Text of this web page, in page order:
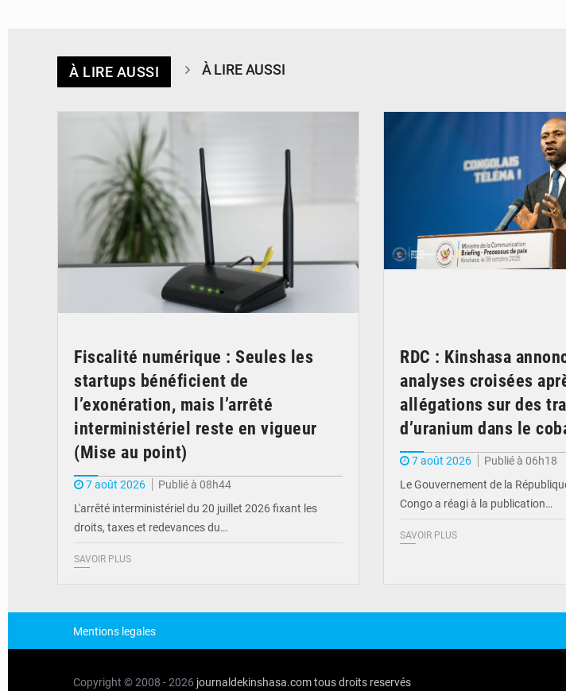
À LIRE AUSSI À LIRE AUSSI
Fiscalité numérique : Seules les
startups bénéficient de
l’exonération, mais l’arrêté
interministériel reste en vigueur
(Mise au point)
7 août 2026
Publié à 08h44
L'arrêté interministériel du 20 juillet 2026 fixant les
droits, taxes et redevances du…
SAVOIR PLUS
RDC : Kinshasa
analyses croisées
allégations sur des
d’uranium dans le
7 août 2026
Publié à 06h18
Le Gouvernement de la
Congo a réagi à la publication…
SAVOIR PLUS
Mentions legales
Copyright © 2008 - 2026 journaldekinshasa.comtous droits reservés